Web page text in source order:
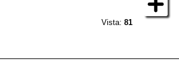
Vista:81